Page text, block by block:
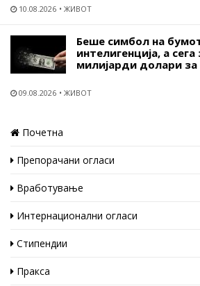
10.08.2026 ЖИВОТ
Беше симбол на
интелигенција, а сега
милијарди долари за
09.08.2026 ЖИВОТ
Почетна
Препорачани огласи
Вработување
Интернационални огласи
Стипендии
Пракса